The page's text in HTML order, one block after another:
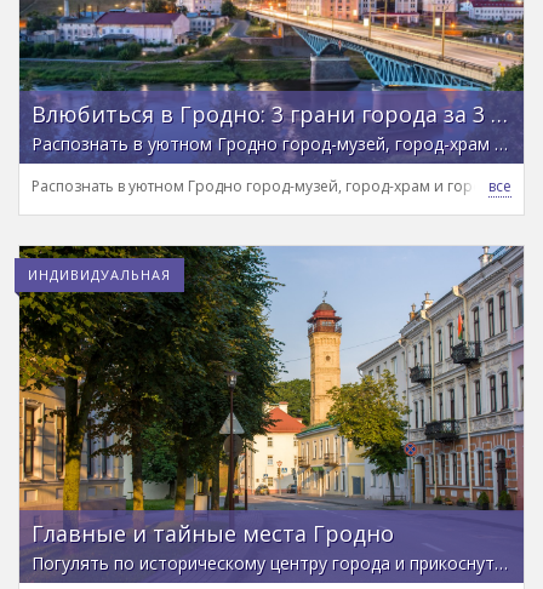
Влюбиться в Гродно: 3 грани города за 3 часа
Распознать в уютном Гродно город-музей, город-храм и город королей на нескучной обзорной прогулке
Распознать в уютном Гродно город-музей, город-храм и город
ИНДИВИДУАЛЬНАЯ
Главные и тайные места Гродно
Погулять по историческому центру города и прикоснуться к его богатому прошлому на обзорной экскурсии